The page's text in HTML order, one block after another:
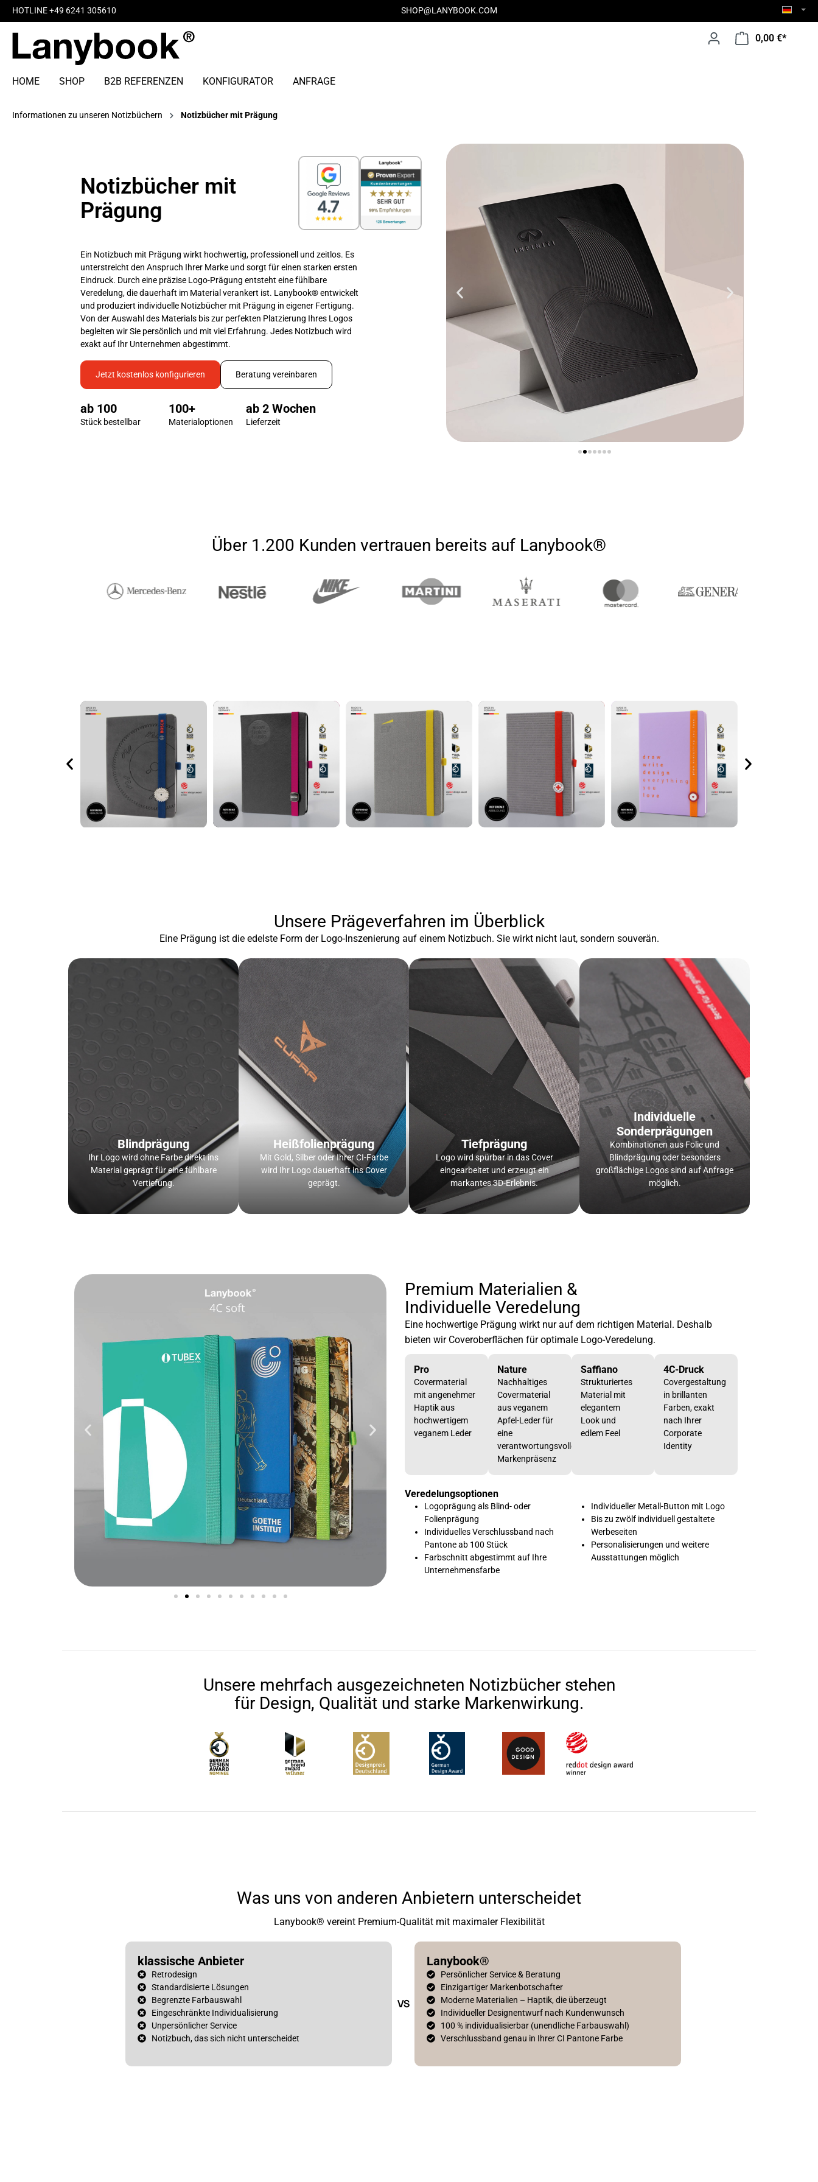
HOTLINE +49 6241 305610 SHOP@LANYBOOK.COM
0,00 €*
HOME SHOP B2B REFERENZEN KONFIGURATOR ANFRAGE
Informationen zu unseren Notizbüchern Notizbücher mit Prägung
Notizbücher mit
Prägung
Ein Notizbuch mit Prägung wirkt hochwertig, professionell und zeitlos. Es
unterstreicht den Anspruch Ihrer Marke und sorgt für einen starken ersten
Eindruck. Durch eine präzise Logo-Prägung entsteht eine fühlbare
Veredelung, die dauerhaft im Material verankert ist. Lanybook® entwickelt
und produziert individuelle Notizbücher mit Prägung in eigener Fertigung.
Von der Auswahl des Materials bis zur perfekten Platzierung Ihres Logos
begleiten wir Sie persönlich und mit viel Erfahrung. Jedes Notizbuch wird
exakt auf Ihr Unternehmen abgestimmt.
Jetzt kostenlos konfigurieren Beratung vereinbaren
Stück bestellbar
ab 100
Material­optionen
100+
Lieferzeit
ab 2 Wochen
Über 1.200 Kunden vertrauen bereits auf Lanybook®
Unsere Prägeverfahren im Überblick
Eine Prägung ist die edelste Form der Logo-Inszenierung auf einem Notizbuch. Sie wirkt nicht laut, sondern souverän.
Blindprägung
Ihr Logo wird ohne Farbe direkt ins
Material geprägt für eine fühlbare
Vertiefung.
Heißfolienprägung
Mit Gold, Silber oder Ihrer CI-Farbe
wird Ihr Logo dauerhaft ins Cover
geprägt.
Tiefprägung
Logo wird spürbar in das Cover
eingearbeitet und erzeugt ein
markantes 3D-Erlebnis.
Individuelle
Sonderprägungen
Kombinationen aus Folie und
Blindprägung oder besonders
großflächige Logos sind auf Anfrage
möglich.
Eine hochwertige Prägung wirkt nur auf dem richtigen Material. Deshalb
bieten wir Coveroberflächen für optimale Logo-Veredelung.
Premium Materialien &
Individuelle Veredelung
Pro
Covermaterial
mit angenehmer
Haptik aus
hochwertigem
veganem Leder
Nature
Nachhaltiges
Covermaterial
aus veganem
Apfel-Leder für
eine
verantwortungsvolle
Markenpräsenz
Saffiano
Strukturiertes
Material mit
elegantem
Look und
edlem Feel
4C-Druck
Covergestaltung
in brillanten
Farben, exakt
nach Ihrer
Corporate
Identity
Veredelungsoptionen
Logoprägung als Blind- oder
Folienprägung
Individuelles Verschlussband nach
Pantone ab 100 Stück
Farbschnitt abgestimmt auf Ihre
Unternehmensfarbe
Individueller Metall-Button mit Logo
Bis zu zwölf individuell gestaltete
Werbeseiten
Personalisierungen und weitere
Ausstattungen möglich
Unsere mehrfach ausgezeichneten Notizbücher stehen
für Design, Qualität und starke Markenwirkung.
Was uns von anderen Anbietern unterscheidet
Lanybook® vereint Premium-Qualität mit maximaler Flexibilität
klassische Anbieter
Retrodesign
Standardisierte Lösungen
Begrenzte Farbauswahl
Eingeschränkte Individualisierung
Unpersönlicher Service
Notizbuch, das sich nicht unterscheidet
VS
Lanybook®
Persönlicher Service & Beratung
Einzigartiger Markenbotschafter
Moderne Materialien – Haptik, die überzeugt
Individueller Designentwurf nach Kundenwunsch
100 % individualisierbar (unendliche Farbauswahl)
Verschlussband genau in Ihrer CI Pantone Farbe